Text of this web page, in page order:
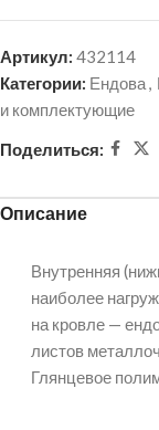
Артикул: 432114
Категории: Ендова,
и комплектующие
Поделиться:
Описание
Внутренняя
наиболее
на кровле —
листов
Глянцевое